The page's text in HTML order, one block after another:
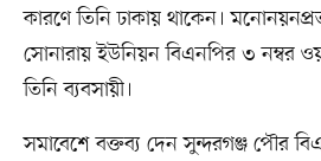
কারণে তিনি ঢাকায় থাকেন।
সোনারায় ইউনিয়ন বিএনপির ৩ নম্বর
তিনি ব্যবসায়ী।
সমাবেশে বক্তব্য দেন সুন্দরগঞ্জ পৌর